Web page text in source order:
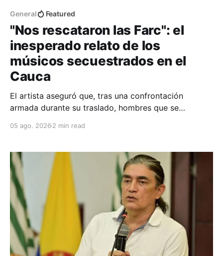
General Featured
"Nos rescataron las Farc": el
inesperado relato de los
músicos secuestrados en el
Cauca
El artista aseguró que, tras una confrontación
armada durante su traslado, hombres que se
liberaron y posteriormente fueron entregados a la
reencontrarse con sus familiares.
05 ago. 2026 2 min read